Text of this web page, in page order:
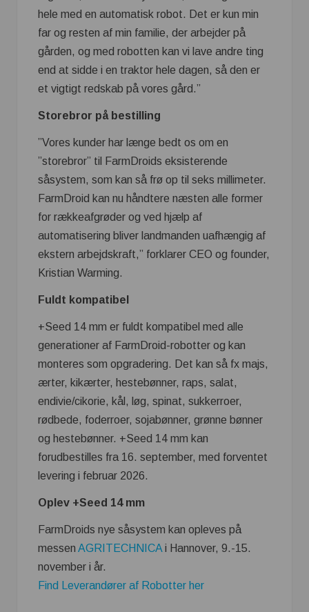
hele med en automatisk robot. Det er kun min
far og resten af min familie, der arbejder på
gården, og med robotten kan vi lave andre ting
end at sidde i en traktor hele dagen, så den er
et vigtigt redskab på vores gård.”
Storebror på bestilling
”Vores kunder har længe bedt os om en
”storebror” til FarmDroids eksisterende
såsystem, som kan så frø op til seks millimeter.
FarmDroid kan nu håndtere næsten alle former
for rækkeafgrøder og ved hjælp af
automatisering bliver landmanden uafhængig af
ekstern arbejdskraft,” forklarer CEO og founder,
Kristian Warming.
Fuldt kompatibel
+Seed 14 mm er fuldt kompatibel med alle
generationer af FarmDroid-robotter og kan
monteres som opgradering. Det kan så fx majs,
ærter, kikærter, hestebønner, raps, salat,
endivie/cikorie, kål, løg, spinat, sukkerroer,
rødbede, foderroer, sojabønner, grønne bønner
og hestebønner. +Seed 14 mm kan
forudbestilles fra 16. september, med forventet
levering i februar 2026.
Oplev +Seed 14 mm
FarmDroids nye såsystem kan opleves på
messen AGRITECHNICA i Hannover, 9.-15.
november i år.
Find Leverandører af Robotter her